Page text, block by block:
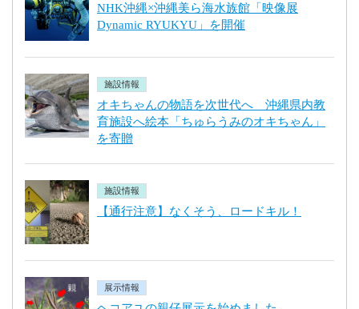
NHK沖縄×沖縄美ら海水族館「映像展
Dynamic RYUKYU」を開催
施設情報
オキちゃんの物語を次世代へ 沖縄県内教
育施設へ絵本「ちゅらうみのオキちゃん」
を寄贈
施設情報
【通行注意】なくそう、ロードキル！
展示情報